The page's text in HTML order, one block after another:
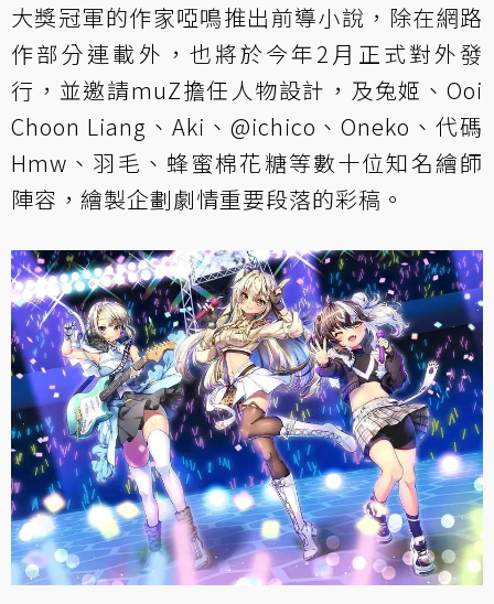
大獎冠軍的作家啞鳴推出前導小說，除在網路
作部分連載外，也將於今年2月正式對外發
行，並邀請muZ擔任人物設計，及兔姬、Ooi
Choon Liang、Aki、@ichico、Oneko、代碼
Hmw、羽毛、蜂蜜棉花糖等數十位知名繪師
陣容，繪製企劃劇情重要段落的彩稿。